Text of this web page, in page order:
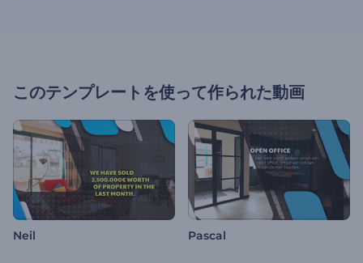
このテンプレートを使って作られた動画
Neil Pascal